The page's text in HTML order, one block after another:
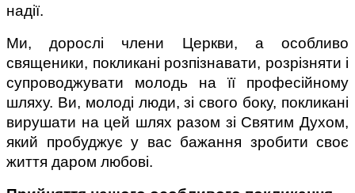
надії.
Ми, дорослі члени Церкви, а особливо
священики, покликані розпізнавати, розрізняти і
супроводжувати молодь на її професійному
шляху. Ви, молоді люди, зі свого боку, покликані
вирушати на цей шлях разом зі Святим Духом,
який пробуджує у вас бажання зробити своє
життя даром любові.